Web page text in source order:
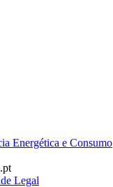
Energética e Consumo
Legal